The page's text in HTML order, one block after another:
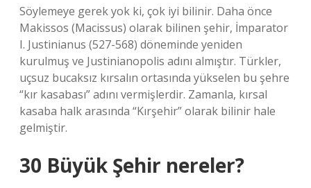
Söylemeye gerek yok ki, çok iyi bilinir. Daha önce
Makissos (Macissus) olarak bilinen şehir, İmparator
I. Justinianus (527-568) döneminde yeniden
kurulmuş ve Justinianopolis adını almıştır. Türkler,
uçsuz bucaksız kırsalın ortasında yükselen bu şehre
“kır kasabası” adını vermişlerdir. Zamanla, kırsal
kasaba halk arasında “Kırşehir” olarak bilinir hale
gelmiştir.
30 Büyük Şehir nereler?